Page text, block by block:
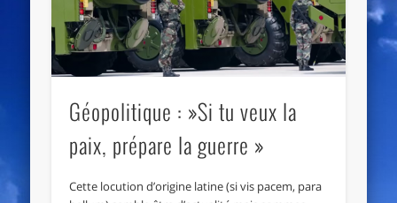
Géopolitique : »Si tu veux la
paix, prépare la guerre »
Cette locution d’origine latine (si vis pacem, para